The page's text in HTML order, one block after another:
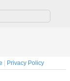
de nylon
| Privacy Policy